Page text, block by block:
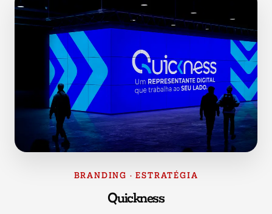
BRANDING · ESTRATÉGIA
Quickness